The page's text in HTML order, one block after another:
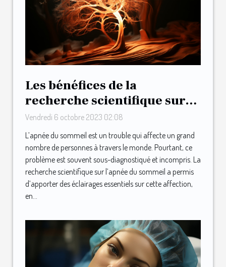
Les bénéfices de la
recherche scientifique sur
l’apnée du sommeil
Vendredi 6 octobre 2023 02:08
L’apnée du sommeil est un trouble qui affecte un grand
nombre de personnes à travers le monde. Pourtant, ce
problème est souvent sous-diagnostiqué et incompris. La
recherche scientifique sur l’apnée du sommeil a permis
d’apporter des éclairages essentiels sur cette affection,
en...